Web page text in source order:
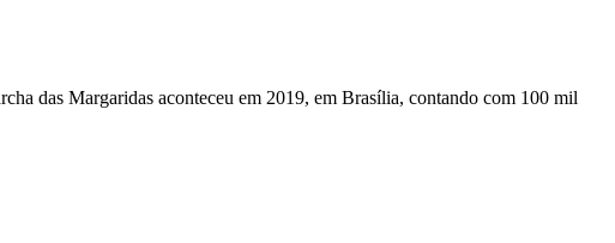
das Margaridas aconteceu em 2019, em Brasília, contando com 100 mil